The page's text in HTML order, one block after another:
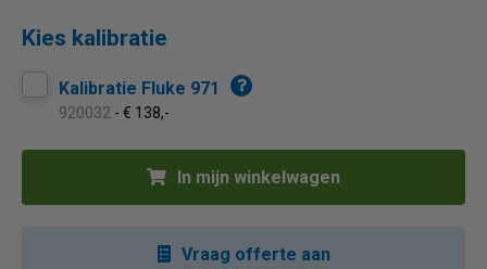
Kies kalibratie
Kalibratie Fluke 971
920032 - € 138,-
In mijn winkelwagen
Vraag offerte aan